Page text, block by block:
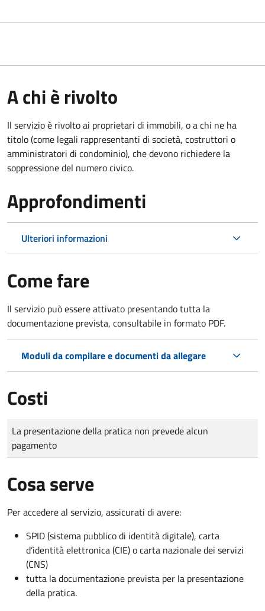
A chi è rivolto
Il servizio è rivolto ai proprietari di immobili, o a chi ne ha
titolo (come legali rappresentanti di società, costruttori o
amministratori di condominio), che devono richiedere la
soppressione del numero civico.
Approfondimenti
Ulteriori informazioni
Come fare
Il servizio può essere attivato presentando tutta la
documentazione prevista, consultabile in formato PDF.
Moduli da compilare e documenti da allegare
Costi
Tipo di pagamento
Importo
La presentazione della pratica non prevede alcun
pagamento
Cosa serve
Per accedere al servizio, assicurati di avere:
SPID (sistema pubblico di identità digitale), carta
d’identità elettronica (CIE) o carta nazionale dei servizi
(CNS)
tutta la documentazione prevista per la presentazione
della pratica.